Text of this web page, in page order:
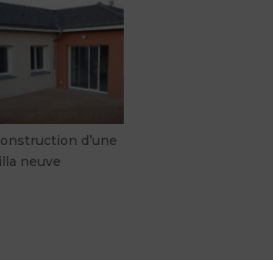
d’une
neuve